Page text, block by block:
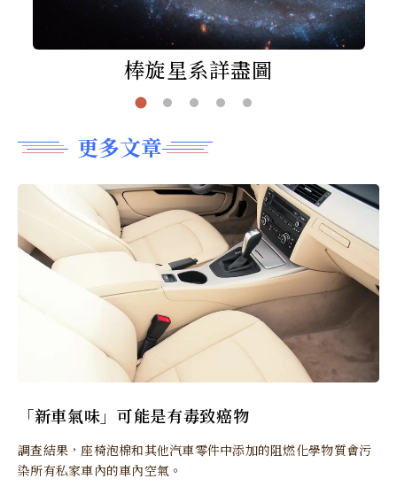
棒旋星系詳盡圖
更多文章
「新車氣味」可能是有毒致癌物
調查結果，座椅泡棉和其他汽車零件中添加的阻燃化學物質會污
染所有私家車內的車內空氣。